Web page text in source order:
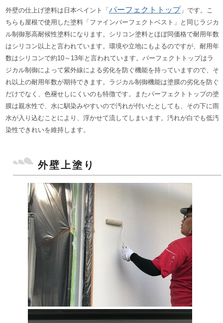
外壁の仕上げ塗料は日本ペイント「 パーフェクトトップ 」です。
こ
ちらも屋根で使用した塗料「ファインパーフェクトベスト」と同じラジカ
ル制御形高耐候性塗料になります。 シリコン塗料とほぼ同価格で耐用年数
はシリコン以上と言われています。 環境や立地にもよるのですが、耐用年
数はシリコンで約10～13年と言われています。パーフェクトトップはラ
ジカル制御によって紫外線による劣化を防ぐ機能を持っていますので、そ
れ以上の耐用年数が期待できます。 ラジカル制御機能は塗膜の劣化を防ぐ
だけでなく、色褪せしにくいのも特徴です。
またパーフェクトトップの塗
膜は親水性で、水に馴染みやすいので汚れが付いたとしても、その下に雨
水が入り込むことにより、浮かせて流してしまいます。 汚れが白でも低汚
染性できれいを維持します。
外壁上塗り